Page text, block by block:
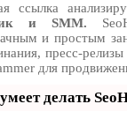
ссылка
и SMM.
и простым
пресс-
для
делать